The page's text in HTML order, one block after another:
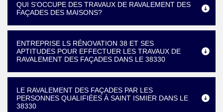
QUI S'OCCUPE DES TRAVAUX DE RAVALEMENT DES
FAÇADES DES MAISONS?
ENTREPRISE LS RÉNOVATION 38 ET SES
APTITUDES POUR EFFECTUER LES TRAVAUX DE
RAVALEMENT DES FAÇADES DANS LE 38330
LE RAVALEMENT DES FAÇADES PAR LES
PERSONNES QUALIFIÉES À SAINT ISMIER DANS LE
38330